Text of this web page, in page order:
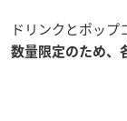
ドリンクとポップ
数量限定のため、